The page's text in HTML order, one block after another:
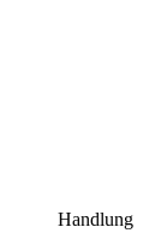
Handlung